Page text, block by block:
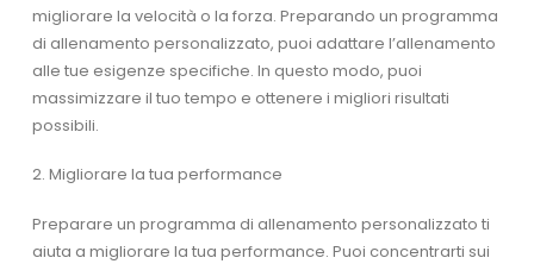
migliorare la velocità o la forza. Preparando un programma
di allenamento personalizzato, puoi adattare l’allenamento
alle tue esigenze specifiche. In questo modo, puoi
massimizzare il tuo tempo e ottenere i migliori risultati
possibili.
2. Migliorare la tua performance
Preparare un programma di allenamento personalizzato ti
aiuta a migliorare la tua performance. Puoi concentrarti sui